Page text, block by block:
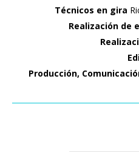
Técnicos en gira
Realización de
Producción,